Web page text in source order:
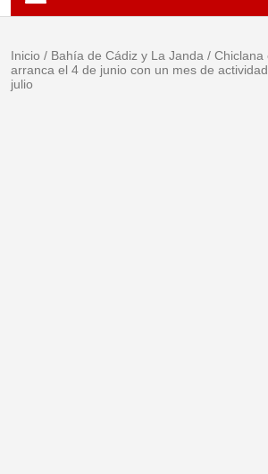
Inicio / Bahía de Cádiz y La Janda / Chiclana
arranca el 4 de junio con un mes de
julio